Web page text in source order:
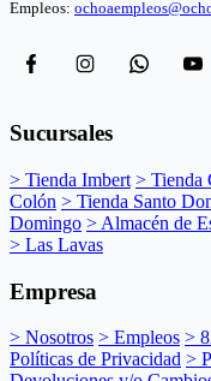
Empleos:
Sucursales
> Tienda Imbert > Tienda
Colón > Tienda Santo
Domingo > Almacén de
> Las Lavas
Empresa
> Nosotros > Empleos >
Políticas de Privacidad >